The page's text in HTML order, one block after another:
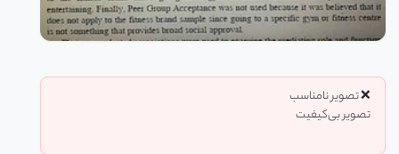
❌ تصویر نامناسب
تصویر بی‌کیفیت